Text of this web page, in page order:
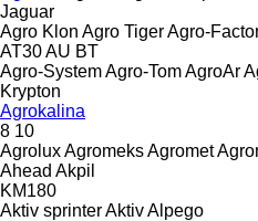
Jaguar
Agro Klon Agro TigerAgro-
AT30AU BT
Agro-SystemAgro-TomAgroAr
Krypton
Agrokalina
8 10
AgroluxAgromeksAgromet
Ahead Akpil
KM180
Aktiv sprinterAktivAlpego